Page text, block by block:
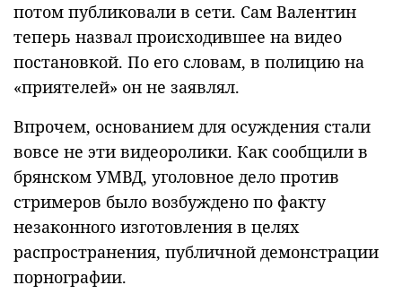
потом публиковали в сети. Сам Валентин
теперь назвал происходившее на видео
постановкой. По его словам, в полицию на
«приятелей» он не заявлял.
Впрочем, основанием для осуждения стали
вовсе не эти видеоролики. Как сообщили в
брянском УМВД, уголовное дело против
стримеров было возбуждено по факту
незаконного изготовления в целях
распространения, публичной демонстрации
порнографии.